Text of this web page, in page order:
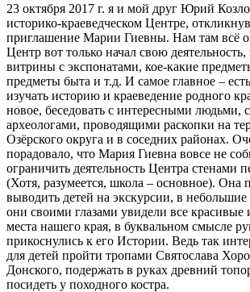
23 октября 2017 г. я и мой друг Юрий
историко-краеведческом Центре,
приглашение Марии Гиевны. Нам там всё
Центр вот только начал свою
витрины с экспонатами, кое-какие
предметы быта и т.д. И самое главное –
изучать историю и краеведение родного
новое, беседовать с интересными людьми,
археологами, проводящими раскопки на
Озёрского округа и в соседних районах.
порадовало, что Мария Гиевна вовсе не
ограничить деятельность Центра стенами
(Хотя, разумеется, школа – основное). Она
выводить детей на экскурсии, в
они своими глазами увидели все красивые
места нашего края, в буквальном смысле
прикоснулись к его Истории. Ведь так
для детей пройти тропами Святослава
Донского, подержать в руках древний
посидеть у походного костра.